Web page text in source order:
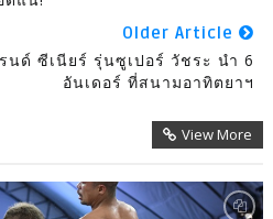
Older Article
ด์ ซีเนียร์ รุ่นซูเปอร์ วัชระ นำ 6
อันเดอร์ ที่สนามอาทิตยาฯ
View More